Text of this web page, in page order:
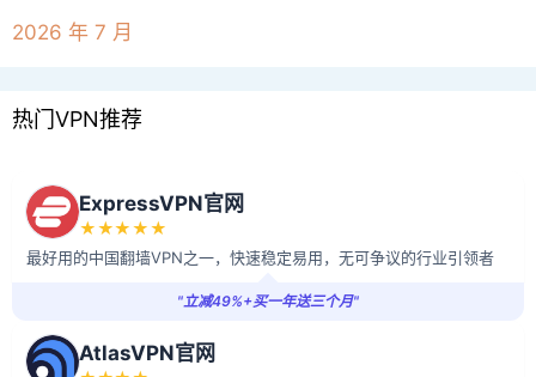
2026 年 7 月
热门VPN推荐
ExpressVPN官网
★★★★★
最好用的中国翻墙VPN之一，快速稳定易用，无可争议的行业引领者
"立减49%+买一年送三个月"
AtlasVPN官网